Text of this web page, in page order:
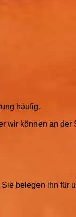
häufig.
wir können an
belegen ihn für